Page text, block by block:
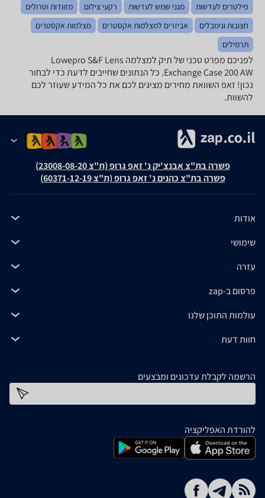
פילטרים לעדשות
מגני שמש לעדשות רקעי צילום
מזוודות וטרולים
חצובות וגימבלים
אביזרים למצלמות אקסטרים
מצלמות אקסטרים
תרמילים
לפניכם מפרט טכני של תיק למצלמה Lowepro S&F Lens
Exchange Case 200 AW. כל הנתונים שחייבים לדעת כדי לבחור
נכון! זאפ השוואת מחירים מציגים לכם את כל המידע שעוזר לכם
להשוות.
פשרה בת"צ אבנצ'יק נ' זאפ גרופ (ת"צ 23008-08-20)
פשרה בת"צ כהנים נ' זאפ גרופ (ת"צ 60371-12-19)
אודות
שימושי
עזרה
פרסום ב-zap
עולמות התוכן שלנו
חוות דעת
הרשמה לקבלת עדכונים ומבצעים
להורדת האפליקציה